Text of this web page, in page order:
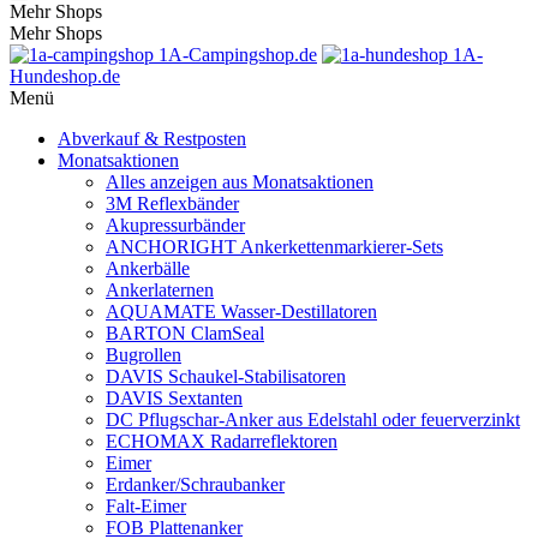
Mehr Shops
Mehr Shops
1A-Campingshop.de
1A-
Hundeshop.de
Menü
Abverkauf & Restposten
Monatsaktionen
Alles anzeigen aus Monatsaktionen
3M Reflexbänder
Akupressurbänder
ANCHORIGHT Ankerkettenmarkierer-Sets
Ankerbälle
Ankerlaternen
AQUAMATE Wasser-Destillatoren
BARTON ClamSeal
Bugrollen
DAVIS Schaukel-Stabilisatoren
DAVIS Sextanten
DC Pflugschar-Anker aus Edelstahl oder feuerverzinkt
ECHOMAX Radarreflektoren
Eimer
Erdanker/Schraubanker
Falt-Eimer
FOB Plattenanker